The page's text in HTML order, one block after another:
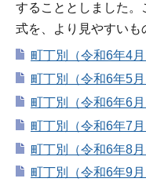
することとしました。
式を、より見やすいも
町丁別（令和6年4
町丁別（令和6年5
町丁別（令和6年6
町丁別（令和6年7
町丁別（令和6年8
町丁別（令和6年9